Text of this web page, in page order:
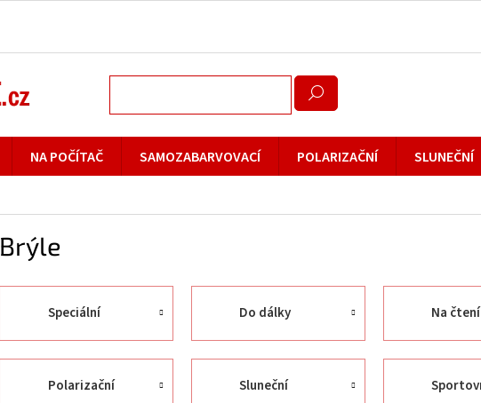
NA POČÍTAČ SAMOZABARVOVACÍ POLARIZAČNÍ SLUNEČNÍ
Brýle
Speciální Do dálky Na čtení
Polarizační Sluneční